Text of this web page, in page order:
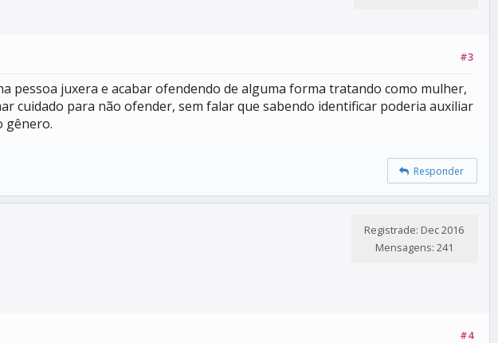
#3
pessoa juxera e acabar ofendendo de alguma forma tratando como mulher,
cuidado para não ofender, sem falar que sabendo identificar poderia auxiliar
gênero.
Responder
Registrade: Dec 2016
Mensagens: 241
#4